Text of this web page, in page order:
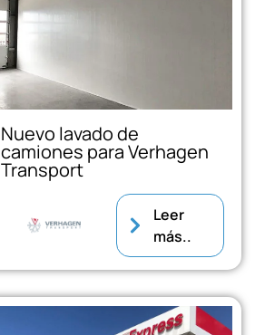
Nuevo lavado de
camiones para Verhagen
Transport
Leer
más..